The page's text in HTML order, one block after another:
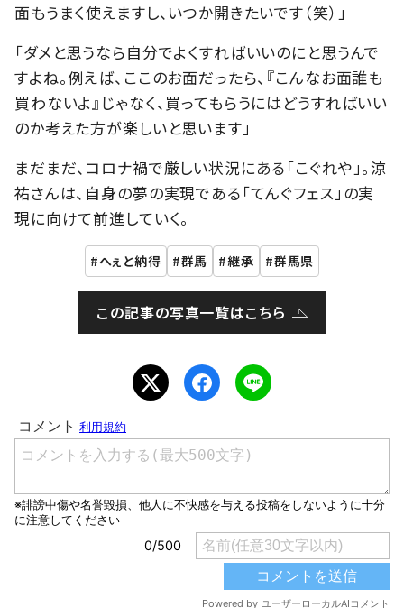
面もうまく使えますし、いつか開きたいです（笑）」
「ダメと思うなら自分でよくすればいいのにと思うんで
すよね。例えば、ここのお面だったら、『こんなお面誰も
買わないよ』じゃなく、買ってもらうにはどうすればいい
のか考えた方が楽しいと思います」
まだまだ、コロナ禍で厳しい状況にある「こぐれや」。涼
祐さんは、自身の夢の実現である「てんぐフェス」の実
現に向けて前進していく。
へぇと納得 群馬 継承 群馬県
この記事の写真一覧はこちら